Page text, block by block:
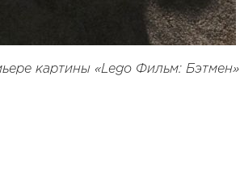
картины «Lego Фильм: Бэтмен»